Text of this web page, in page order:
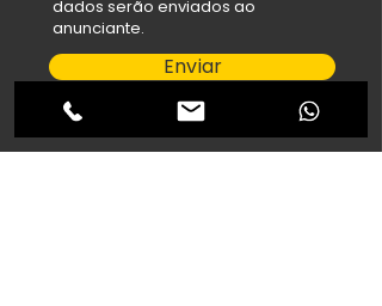
dados serão enviados ao
anunciante.
Enviar